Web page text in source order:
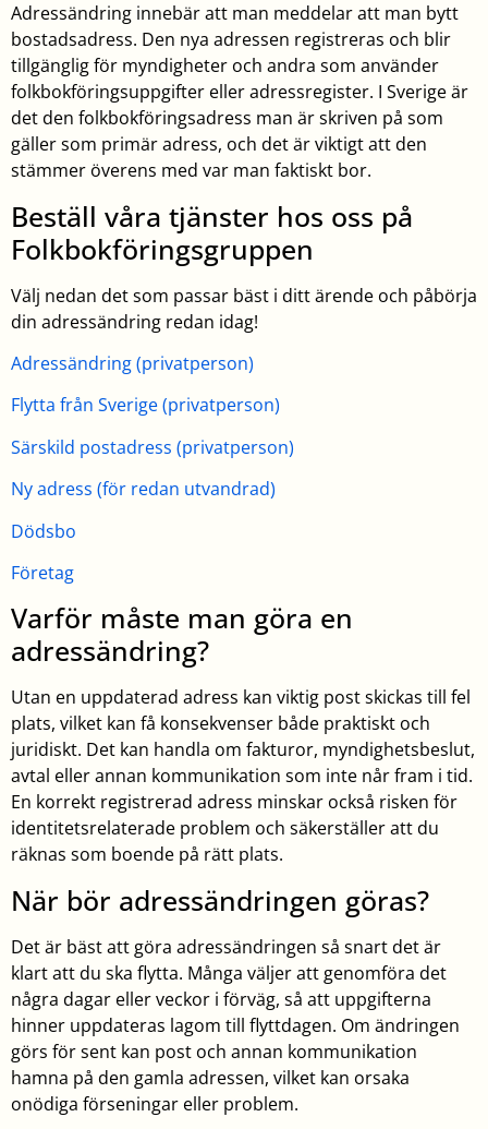
Adressändring innebär att man meddelar att man bytt
bostadsadress. Den nya adressen registreras och blir
tillgänglig för myndigheter och andra som använder
folkbokföringsuppgifter eller adressregister. I Sverige är
det den folkbokföringsadress man är skriven på som
gäller som primär adress, och det är viktigt att den
stämmer överens med var man faktiskt bor.
Beställ våra tjänster hos oss på
Folkbokföringsgruppen
Välj nedan det som passar bäst i ditt ärende och påbörja
din adressändring redan idag!
Adressändring (privatperson)
Flytta från Sverige (privatperson)
Särskild postadress (privatperson)
Ny adress (för redan utvandrad)
Dödsbo
Företag
Varför måste man göra en
adressändring?
Utan en uppdaterad adress kan viktig post skickas till fel
plats, vilket kan få konsekvenser både praktiskt och
juridiskt. Det kan handla om fakturor, myndighetsbeslut,
avtal eller annan kommunikation som inte når fram i tid.
En korrekt registrerad adress minskar också risken för
identitetsrelaterade problem och säkerställer att du
räknas som boende på rätt plats.
När bör adressändringen göras?
Det är bäst att göra adressändringen så snart det är
klart att du ska flytta. Många väljer att genomföra det
några dagar eller veckor i förväg, så att uppgifterna
hinner uppdateras lagom till flyttdagen. Om ändringen
görs för sent kan post och annan kommunikation
hamna på den gamla adressen, vilket kan orsaka
onödiga förseningar eller problem.